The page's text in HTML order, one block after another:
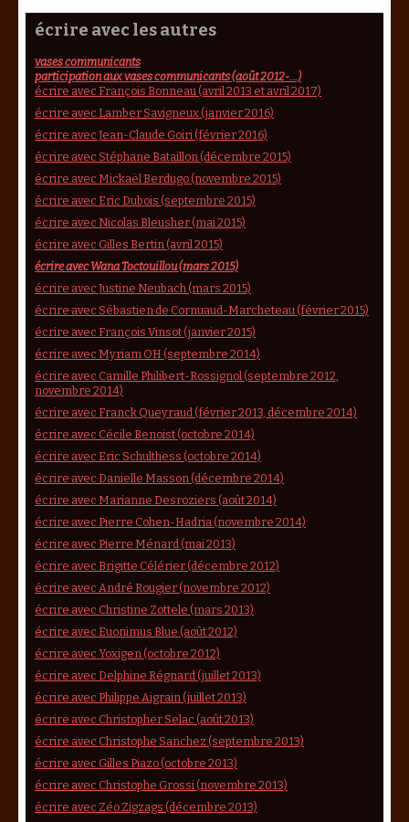
écrire avec les autres
vases communicants
participation aux vases communicants (août 2012-...)
écrire avec François Bonneau (avril 2013 et avril 2017)
écrire avec Lamber Savigneux (janvier 2016)
écrire avec Jean-Claude Goiri (février 2016)
écrire avec Stéphane Bataillon (décembre 2015)
écrire avec Mickaël Berdugo (novembre 2015)
écrire avec Eric Dubois (septembre 2015)
écrire avec Nicolas Bleusher (mai 2015)
écrire avec Gilles Bertin (avril 2015)
écrire avec Wana Toctouillou (mars 2015)
écrire avec Justine Neubach (mars 2015)
écrire avec Sébastien de Cornuaud-Marcheteau (février 2015)
écrire avec François Vinsot (janvier 2015)
écrire avec Myriam OH (septembre 2014)
écrire avec Camille Philibert-Rossignol (septembre 2012,
novembre 2014)
écrire avec Franck Queyraud (février 2013, décembre 2014)
écrire avec Cécile Benoist (octobre 2014)
écrire avec Eric Schulthess (octobre 2014)
écrire avec Danielle Masson (décembre 2014)
écrire avec Marianne Desroziers (août 2014)
écrire avec Pierre Cohen-Hadria (novembre 2014)
écrire avec Pierre Ménard (mai 2013)
écrire avec Brigitte Célérier (décembre 2012)
écrire avec André Rougier (novembre 2012)
écrire avec Christine Zottele (mars 2013)
écrire avec Euonimus Blue (août 2012)
écrire avec Yoxigen (octobre 2012)
écrire avec Delphine Régnard (juillet 2013)
écrire avec Philippe Aigrain (juillet 2013)
écrire avec Christopher Selac (août 2013)
écrire avec Christophe Sanchez (septembre 2013)
écrire avec Gilles Piazo (octobre 2013)
écrire avec Christophe Grossi (novembre 2013)
écrire avec Zéo Zigzags (décembre 2013)